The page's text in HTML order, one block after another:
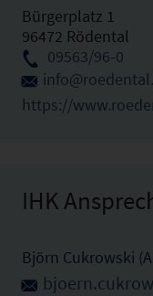
Bürgerplatz 1
96472 Rödental
09563/96-0
https://
IHK
Björn Cukrowski